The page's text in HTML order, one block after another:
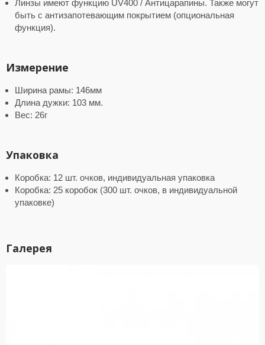
Линзы имеют функцию UV400 / Антицарапины. Также могут
быть с антизапотевающим покрытием (опциональная
функция).
Измерение
Ширина рамы: 146мм
Длина дужки: 103 мм.
Вес: 26г
Упаковка
Коробка: 12 шт. очков, индивидуальная упаковка
Коробка: 25 коробок (300 шт. очков, в индивидуальной
упаковке)
Галерея